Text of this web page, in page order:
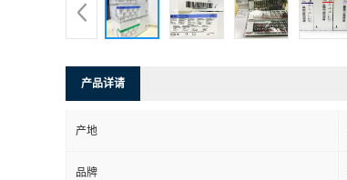
产品详请
产地
品牌